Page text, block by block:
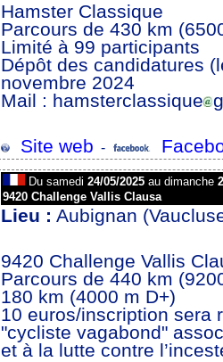
Hamster Classique
Parcours de 430 km
Limité à 99 participants
Dépôt des candidatures
novembre 2024
Mail : hamsterclassique
Site web -
Du samedi 24/05/2025au dimanche
9420 Challenge Vallis Clausa
Lieu : Aubignan
9420 Challenge Vallis
Parcours de 440 km
180 km (4000 m D+)
10 euros/inscription sera
"cycliste vagabond"
et à la lutte contre